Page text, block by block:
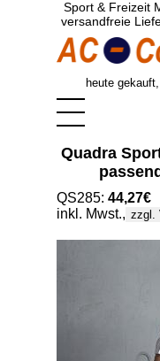
Sport & Freizeit
versandfreie
heute
Quadra
QS285: 44,27€
inkl. Mwst., zzgl.